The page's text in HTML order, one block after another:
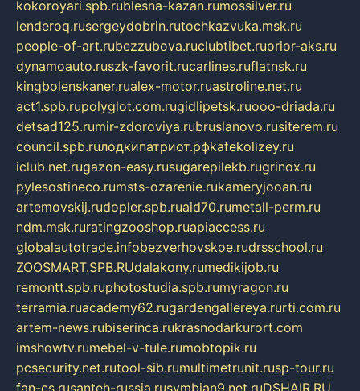
kokoroyari.spb.rublesna-kazan.rumossilver.ru
lenderoq.rusergeydobrin.rutochkazvuka.msk.ru
people-of-art.rubezzubova.ruclubtibet.ruorior-aks.ru
dynamoauto.ruszk-favorit.rucarlines.ruflatnsk.ru
kingbolenskaner.rualex-motor.ruastroline.net.ru
act1.spb.rupolyglot.com.rugidlipetsk.ruooo-driada.ru
detsad125.rumir-zdoroviya.rubruslanovo.rusiterem.ru
council.spb.ruлодкипатриот.рфkafekolizey.ru
iclub.net.rugazon-easy.rusugarepilekb.rugrinox.ru
pylesostineco.rumsts-ozarenie.rukameryjooan.ru
artemovskij.rudopler.spb.ruaid70.rumetall-perm.ru
ndm.msk.ruratingzooshop.ruapiaccess.ru
globalautotrade.infobezverhovskoe.rudrsschool.ru
ZOOSMART.SPB.RUdalakony.rumedikijob.ru
remontt.spb.ruphotostudia.spb.rumyragon.ru
terramia.ruacademy62.rugardengallereya.rurti.com.ru
artem-news.rubiserinca.rukrasnodarkurort.com
imshowtv.rumebel-v-tule.rumobtopik.ru
pcsecurity.net.rutool-sib.rumultimetrunit.rusp-tour.ru
fan-cs.rusanteh-russia.rusymbian9.net.ruDSHAIR.RU